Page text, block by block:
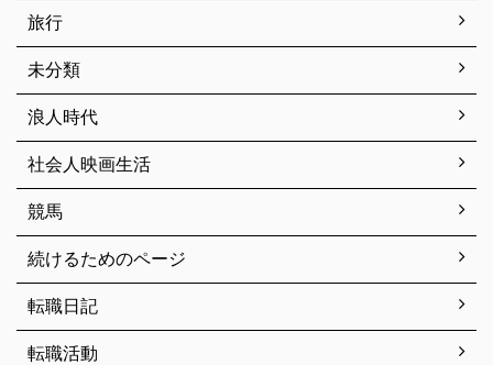
旅行
未分類
浪人時代
社会人映画生活
競馬
続けるためのページ
転職日記
転職活動